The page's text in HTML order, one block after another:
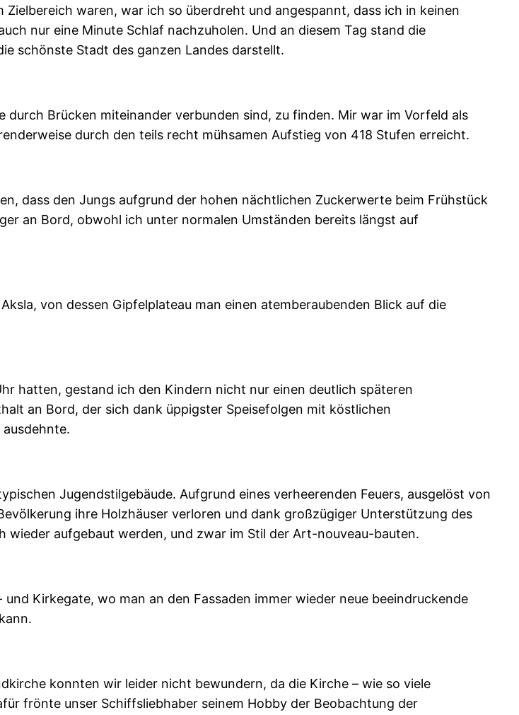
waren, war ich so überdreht und angespannt, dass ich in keinen
nur eine Minute Schlaf nachzuholen. Und an diesem Tag stand die
schönste Stadt des ganzen Landes darstellt.
Brücken miteinander verbunden sind, zu finden. Mir war im Vorfeld als
durch den teils recht mühsamen Aufstieg von 418 Stufen erreicht.
dass den Jungs aufgrund der hohen nächtlichen Zuckerwerte beim Frühstück
an Bord, obwohl ich unter normalen Umständen bereits längst auf
von dessen Gipfelplateau man einen atemberaubenden Blick auf die
hatten, gestand ich den Kindern nicht nur einen deutlich späteren
an Bord, der sich dank üppigster Speisefolgen mit köstlichen
Jugendstilgebäude. Aufgrund eines verheerenden Feuers, ausgelöst von
ihre Holzhäuser verloren und dank großzügiger Unterstützung des
wieder aufgebaut werden, und zwar im Stil der Art-nouveau-bauten.
Kirkegate, wo man an den Fassaden immer wieder neue beeindruckende
konnten wir leider nicht bewundern, da die Kirche – wie so viele
frönte unser Schiffsliebhaber seinem Hobby der Beobachtung der